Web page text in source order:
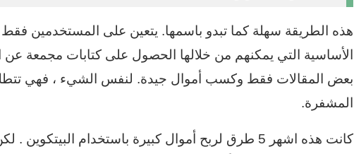
هذه الطريقة سهلة كما تبدو باسمها. يتعين على المستخدمين فقط
الأساسية التي يمكنهم من خلالها الحصول على كتابات مجمعة عن
بعض المقالات فقط وكسب أموال جيدة. لنفس الشيء ، فهي
المشفرة.
كانت هذه اشهر 5 طرق لربح أموال كبيرة باستخدام البيتكوين . لكن انصحك بشدة ب